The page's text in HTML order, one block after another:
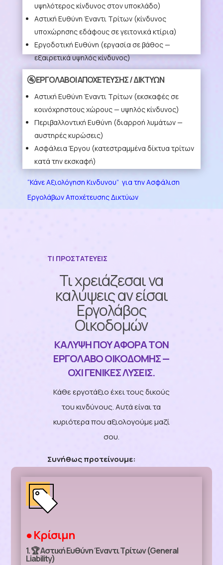
υψηλότερος κίνδυνος στον υποκλάδο)
Αστική Ευθύνη Έναντι Τρίτων (κίνδυνος
υποχώρησης εδάφους σε γειτονικά κτίρια)
Εργοδοτική Ευθύνη (εργασία σε βάθος —
εξαιρετικά υψηλός κίνδυνος)
“Κάνε Αξιολόγηση Κινδύνου” για την Ασφάλιση
Εργολάβων Ειδικών Έργων
🚰 ΕΡΓΟΛΑΒΟΙ ΑΠΟΧΕΤΕΥΣΗΣ / ΔΙΚΤΥΩΝ
Αστική Ευθύνη Έναντι Τρίτων (εκσκαφές σε
κοινόχρηστους χώρους — υψηλός κίνδυνος)
Περιβαλλοντική Ευθύνη (διαρροή λυμάτων —
αυστηρές κυρώσεις)
Ασφάλεια Έργου (κατεστραμμένα δίκτυα τρίτων
κατά την εκσκαφή)
“Κάνε Αξιολόγηση Κινδυνου” για την Ασφάλιση
Εργολάβων Αποχέτευσης Δικτύων
ΤΙ ΠΡΟΣΤΑΤΕΥΕΙΣ
Τι χρειάζεσαι να
καλύψεις αν είσαι
Εργολάβος
Οικοδομών
ΚΆΛΥΨΗ ΠΟΥ ΑΦΟΡΆ ΤΟΝ
ΕΡΓΟΛΆΒΟ ΟΙΚΟΔΟΜΉΣ —
ΌΧΙ ΓΕΝΙΚΈΣ ΛΎΣΕΙΣ.
Κάθε εργοτάξιο έχει τους δικούς
του κινδύνους. Αυτά είναι τα
κυριότερα που αξιολογούμε μαζί
σου.
Συνήθως προτείνουμε:
● Κρίσιμη
1. 🏆 Αστική Ευθύνη Έναντι Τρίτων (General
Liability)